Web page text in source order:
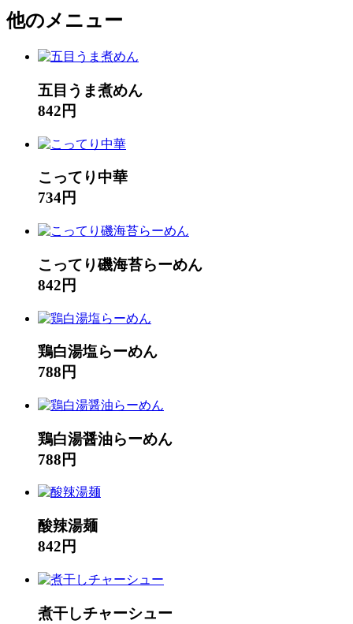
他のメニュー
五目うま煮めん
842円
こってり中華
734円
こってり磯海苔らーめん
842円
鶏白湯塩らーめん
788円
鶏白湯醤油らーめん
788円
酸辣湯麺
842円
煮干しチャーシュー